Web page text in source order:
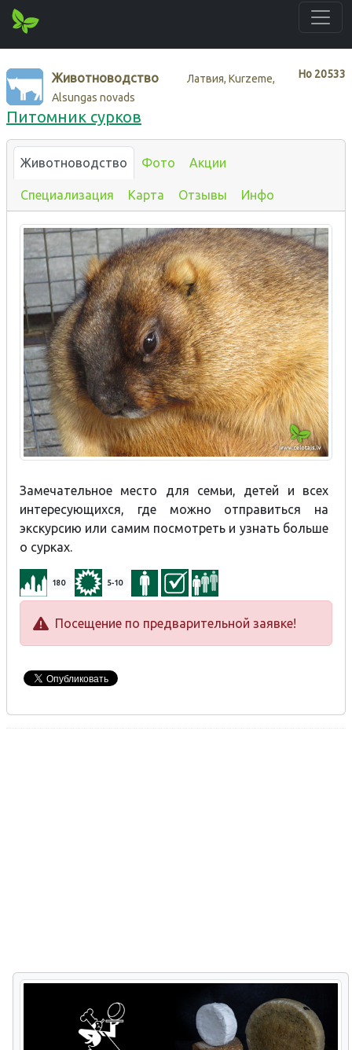
Нo 20533
Животноводство
Латвия, Kurzeme,
Alsungas novads
Питомник сурков
Животноводство Фото Акции
Специализация Карта Отзывы Инфо
Замечательное место для семьи, детей и всех
интересующихся, где можно отправиться на
экскурсию или самим посмотреть и узнать больше
о сурках.
180 5-10
Посещение по предварительной заявке!